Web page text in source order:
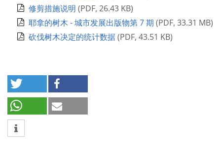
修剪措施说明 (PDF, 26.43 KB)
耶拿的树木 - 城市发展出版物第 7 期 (PDF, 33.31 MB)
砍伐树木决定的统计数据(PDF, 43.51 KB)